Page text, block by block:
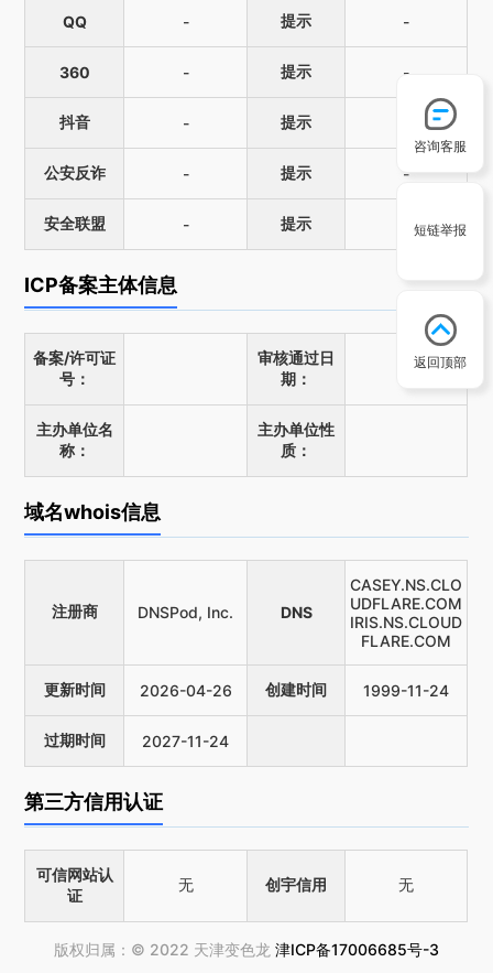
QQ - 提示 -
360 - 提示 -
抖音 - 提示
公安反诈 - 提示 -
安全联盟 - 提示
ICP备案主体信息
备案/许可证
号：
审核通过日
期：
主办单位名
称：
主办单位性
质：
域名whois信息
注册商 DNSPod, Inc. DNS
CASEY.NS.CLO
UDFLARE.COM
IRIS.NS.CLOUD
FLARE.COM
更新时间 2026-04-26 创建时间 1999-11-24
过期时间 2027-11-24
第三方信用认证
可信网站认
证
无 创宇信用 无
版权归属：© 2022 天津变色龙 津ICP备17006685号-3
咨询客服
短链举报
返回顶部